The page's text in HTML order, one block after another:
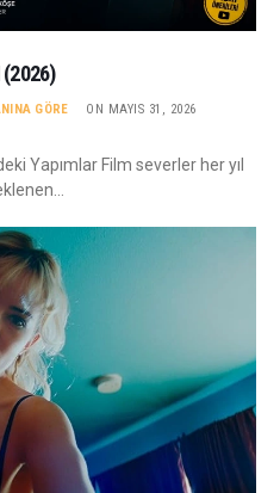
(2026)
GÖRE
ON MAYIS 31, 2026
Yapımlar Film severler her yıl